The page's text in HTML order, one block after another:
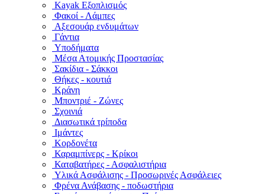
Kayak Εξοπλισμός
Φακοί - Λάμπες
Αξεσουάρ ενδυμάτων
Γάντια
Υποδήματα
Μέσα Ατομικής Προστασίας
Σακίδια - Σάκκοι
Θήκες - κουτιά
Κράνη
Μποντριέ - Ζώνες
Σχοινιά
Διασωτικά τρίποδα
Ιμάντες
Κορδονέτα
Καραμπίνερς - Κρίκοι
Καταβατήρες - Ασφαλιστήρια
Υλικά Ασφάλισης - Προσωρινές Ασφάλειες
Φρένα Ανάβασης - ποδωστήρια